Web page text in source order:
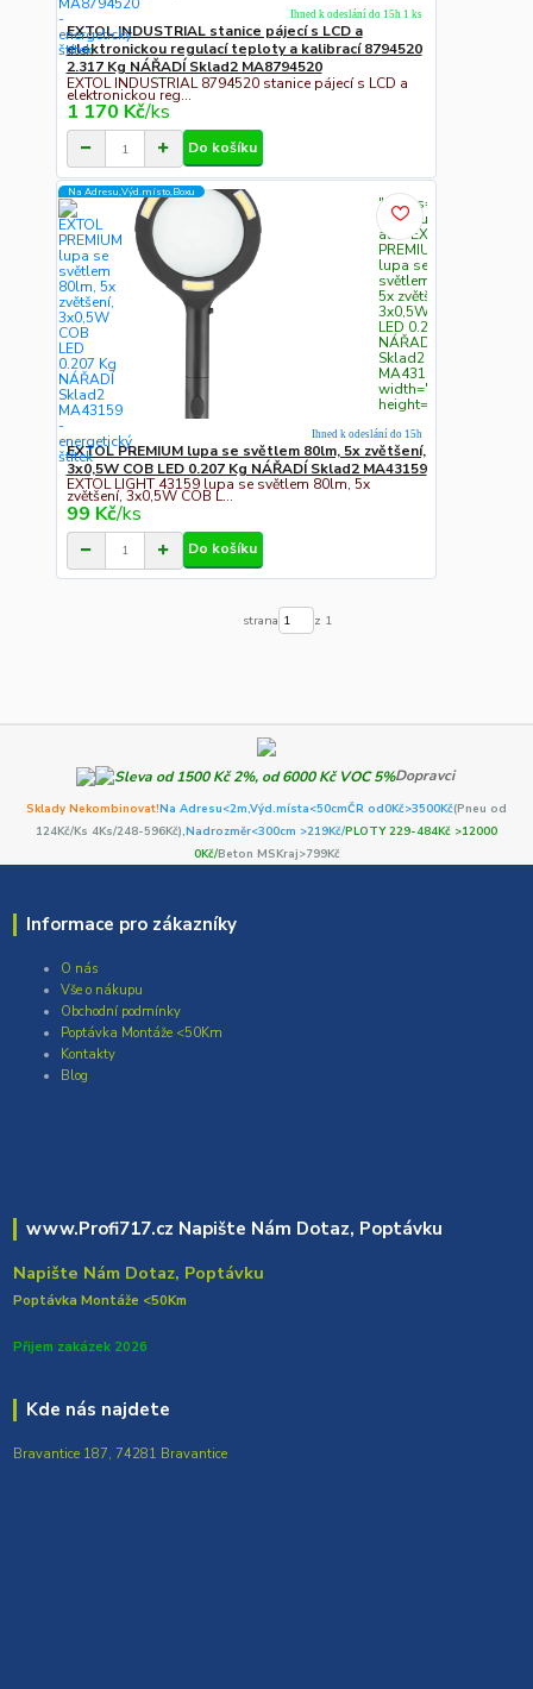
EXTOL INDUSTRIAL stanice pájecí s LCD a
elektronickou regulací teploty a kalibrací 8794520
2.317 Kg NÁŘADÍ Sklad2 MA8794520
EXTOL INDUSTRIAL 8794520 stanice pájecí s LCD a
elektronickou reg...
1 170 Kč/ks
Ihned k odeslání do 15h 1 ks
Do košíku
Na Adresu,Výd.místo,Boxu
" class="c311
img-fluid"
alt="EXTOL
PREMIUM
lupa se
světlem 80lm,
5x zvětšení,
3x0,5W COB
LED 0.207 Kg
NÁŘADÍ
Sklad2
MA43159"
width="300"
height="300">
EXTOL PREMIUM lupa se světlem 80lm, 5x zvětšení,
3x0,5W COB LED 0.207 Kg NÁŘADÍ Sklad2 MA43159
EXTOL LIGHT 43159 lupa se světlem 80lm, 5x
zvětšení, 3x0,5W COB L...
99 Kč/ks
Ihned k odeslání do 15h
Do košíku
strana z 1
Dopravci
Sklady Nekombinovat!Na Adresu<2m,Výd.místa<50cmČR od0Kč>3500Kč(Pneu od
124Kč/Ks 4Ks/248-596Kč),Nadrozměr<300cm >219Kč/PLOTY 229-484Kč >12000
0Kč/Beton MSKraj>799Kč
Informace pro zákazníky
O nás
Vše o nákupu
Obchodní podmínky
Poptávka Montáže <50Km
Kontakty
Blog
www.Profi717.cz Napište Nám Dotaz, Poptávku
Napište Nám Dotaz, Poptávku
Poptávka Montáže <50Km
Přijem zakázek 2026
Kde nás najdete
Bravantice 187, 74281 Bravantice